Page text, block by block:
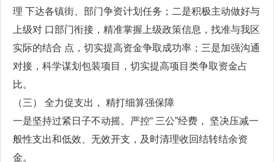
理 下达各镇街、部门争资计划任务；二是积极主动做好与
上级对 口部门衔接，精准掌握上级政策信息，找准与我区
实际的结合 点，切实提高资金争取成功率；三是加强沟通
对接，科学谋划包装项目，切实提高项目类争取资金占
比。
（三） 全力促支出， 精打细算强保障
一是坚持过紧日子不动摇。严控“ 三公”经费， 坚决压减一
般性支出和低效、无效开支，及时清理收回结转结余资
金。